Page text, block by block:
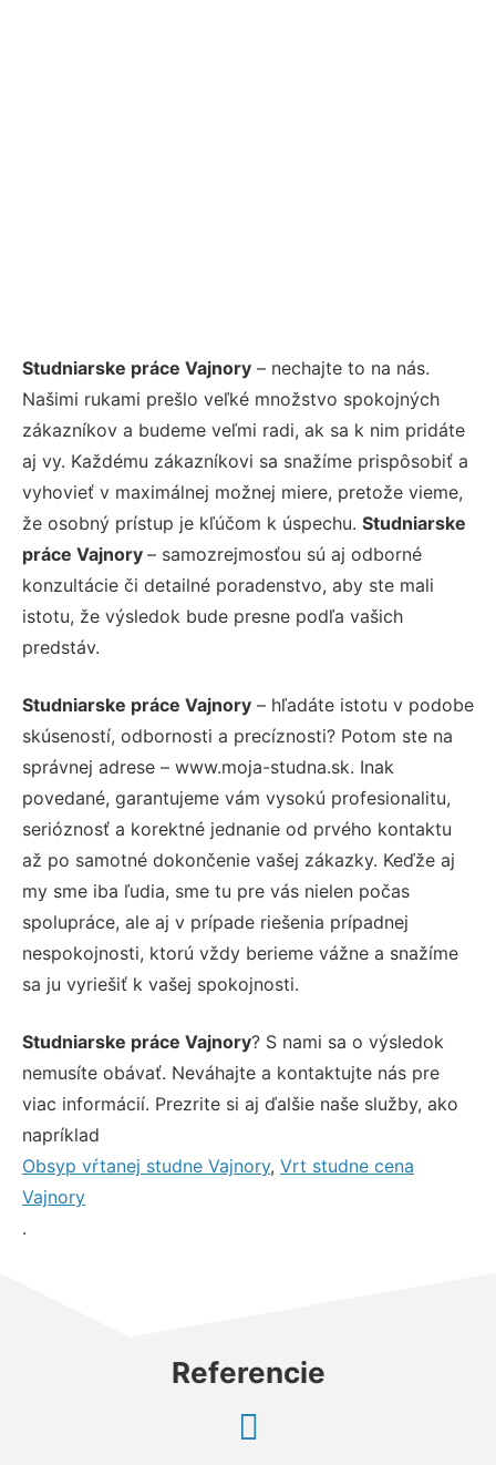
Studniarske práce Vajnory – nechajte to na nás.
Našimi rukami prešlo veľké množstvo spokojných
zákazníkov a budeme veľmi radi, ak sa k nim pridáte
aj vy. Každému zákazníkovi sa snažíme prispôsobiť a
vyhovieť v maximálnej možnej miere, pretože vieme,
že osobný prístup je kľúčom k úspechu. Studniarske
práce Vajnory – samozrejmosťou sú aj odborné
konzultácie či detailné poradenstvo, aby ste mali
istotu, že výsledok bude presne podľa vašich
predstáv.
Studniarske práce Vajnory – hľadáte istotu v podobe
skúseností, odbornosti a precíznosti? Potom ste na
správnej adrese – www.moja-studna.sk. Inak
povedané, garantujeme vám vysokú profesionalitu,
serióznosť a korektné jednanie od prvého kontaktu
až po samotné dokončenie vašej zákazky. Keďže aj
my sme iba ľudia, sme tu pre vás nielen počas
spolupráce, ale aj v prípade riešenia prípadnej
nespokojnosti, ktorú vždy berieme vážne a snažíme
sa ju vyriešiť k vašej spokojnosti.
Studniarske práce Vajnory? S nami sa o výsledok
nemusíte obávať. Neváhajte a kontaktujte nás pre
viac informácií. Prezrite si aj ďalšie naše služby, ako
napríklad
Obsyp vŕtanej studne Vajnory, Vrt studne cena
Vajnory
.
Referencie